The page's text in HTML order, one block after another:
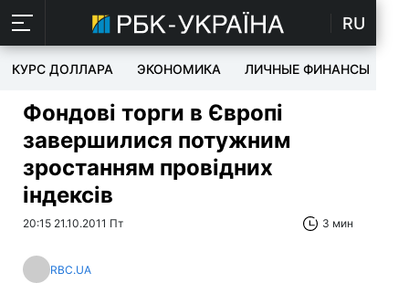
RU
КУРС ДОЛЛАРА ЭКОНОМИКА ЛИЧНЫЕ ФИНАНСЫ
Фондові торги в Європі
завершилися потужним
зростанням провідних
індексів
20:15 21.10.2011 Пт 3 мин
RBC.UA